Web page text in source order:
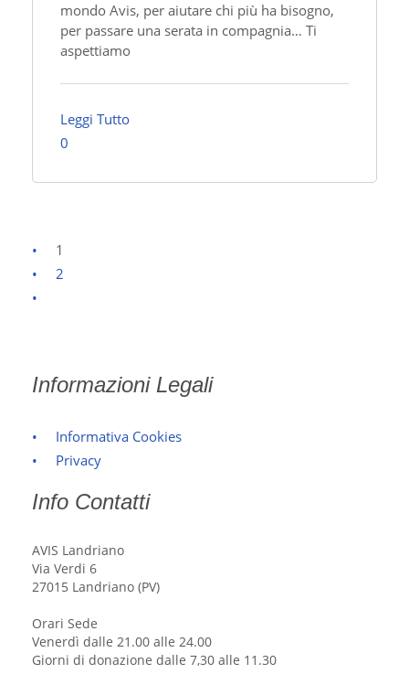
mondo Avis, per aiutare chi più ha bisogno,
per passare una serata in compagnia… Ti
aspettiamo
Leggi Tutto
0
1
2
Informazioni Legali
Informativa Cookies
Privacy
Info Contatti
AVIS Landriano
Via Verdi 6
27015 Landriano (PV)
Orari Sede
Venerdì dalle 21.00 alle 24.00
Giorni di donazione dalle 7,30 alle 11.30